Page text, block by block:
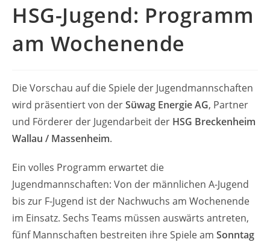
HSG-Jugend: Programm
am Wochenende
Die Vorschau auf die Spiele der Jugendmannschaften
wird präsentiert von derSüwag Energie AG, Partner
und Förderer der Jugendarbeit der HSG Breckenheim
Wallau / Massenheim.
Ein volles Programm erwartet die
Jugendmannschaften: Von der männlichen A-Jugend
bis zur F-Jugend ist der Nachwuchs am Wochenende
im Einsatz. Sechs Teams müssen auswärts antreten,
fünf Mannschaften bestreiten ihre Spiele am Sonntag